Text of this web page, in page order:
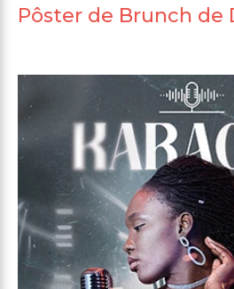
Pôster de Brunch de